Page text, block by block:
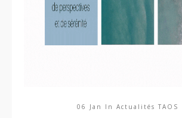
06 Jan In Actualités TAOS